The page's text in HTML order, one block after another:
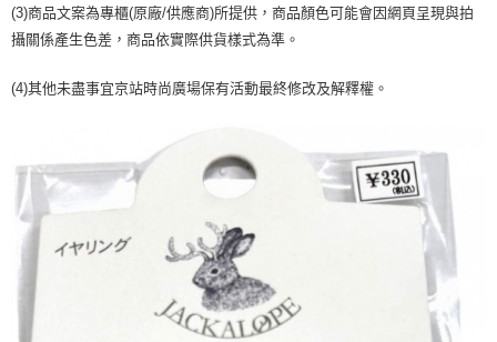
【注意事項】
1.本服務係由「台灣大哥大股份有限公司」（以下簡稱本公司）所提供，讓
買賣價金債權讓與本公司後，依約使用本公司帳單繳交帳款。
2.基於同意付款使用「大哥付你分期」之契約關係目的，商店將以您的個人
3.完整用戶服務條款，請詳閱以下連結：
https://oppay.tw/userRule
３．收到繳費通知簡訊後14天內，點擊此簡訊中的連結，可透過四大超商／
ATM／網路銀行／等多元方式進行付款，方視為交易完成。
※ 請注意：結帳手續完成當下不需立刻繳費，但若您需要取消訂單，請聯絡
後付繳納相關費用。
https://netprotections.freshdesk.com/support/home
【注意事項】
１．透過由恩沛科技股份有限公司提供之「AFTEE先享後付」服務完成之交
易，需依本服務之必要範圍內提供個人資料，並將交易相關給付款項請求債
權轉讓予恩沛科技股份有限公司。
２．關於個人資料處理事宜，請瀏覽以下網址：
https://aftee.tw/terms/#terms3
３．未成年的使用者請事先徵得法定代理人或監護人之同意方可使用
「AFTEE先享後付」，若未經同意申辦者引起之損失，本公司不負相關責
宅配
免運費
(3)商品文案為專櫃(原廠/供應商)所提供，商品顏色可能會因網頁呈現與拍
攝關係產生色差，商品依實際供貨樣式為準。
(4)其他未盡事宜京站時尚廣場保有活動最終修改及解釋權。